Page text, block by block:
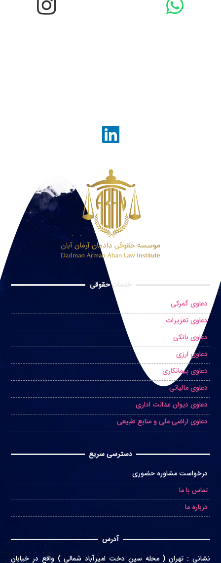
خدمات حقوقی
دعاوی گمرکی
دعاوی تعزیرات
دعاوی بانکی
دعاوی ارزی
دعاوی پیمانکاری
دعاوی مالیاتی
دعاوی دیوان عدالت اداری
دعاوی اراضی ملی و منابع طبیعی
دسترسی سریع
درخواست مشاوره حضوری
تماس با ما
درباره ما
آدرس
نشانی : تهران ( محله سین دخت امیرآباد شمالی ) واقع در خیابان